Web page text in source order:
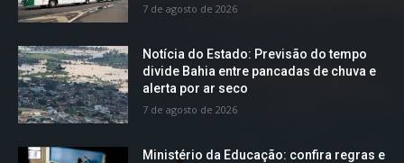
7 de agosto de 2026
Notícia do Estado: Previsão do tempo
divide Bahia entre pancadas de chuva e
alerta por ar seco
7 de agosto de 2026
Ministério da Educação: confira regras e